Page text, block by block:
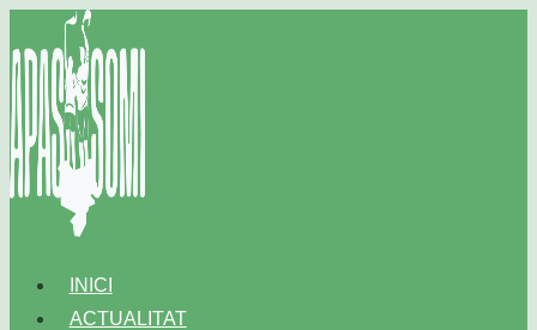
al
contingut
INICI
ACTUALITAT